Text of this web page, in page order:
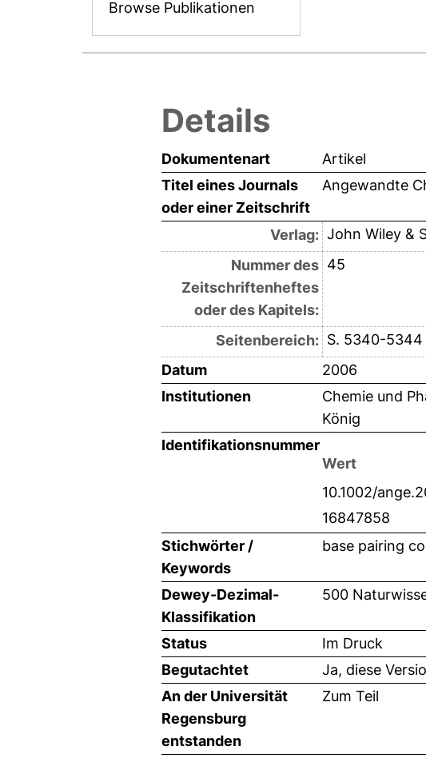
Browse Publikationen
Details
Dokumentenart
Artikel
Titel eines Journals
oder einer Zeitschrift
Angewandte
Verlag: John Wiley &
Nummer des
Zeitschriftenheftes
oder des Kapitels:
45
Seitenbereich: S. 5340-5344
Datum
2006
Institutionen
Chemie und
König
Identifikationsnummer
Wert
10.1002/
16847858
Stichwörter /
Keywords
base pairing
Dewey-Dezimal-
Klassifikation
500
Status
Im Druck
Begutachtet
Ja, diese
An der Universität
Regensburg
entstanden
Zum Teil